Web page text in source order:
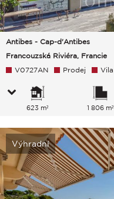
Antibes - Cap-d'Antibes
Francouzská Riviéra, Francie
V0727AN Prodej Vila
623 m² 1 806 m²
Výhradní